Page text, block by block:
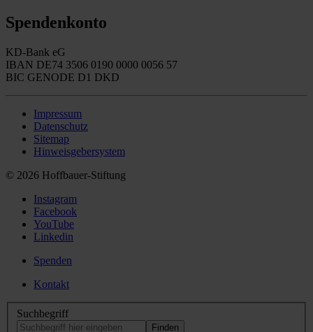
Spendenkonto
KD-Bank eG
IBAN DE74 3506 0190 0000 0056 57
BIC GENODE D1 DKD
Impressum
Datenschutz
Sitemap
Hinweisgebersystem
© 2026 Hoffbauer-Stiftung
Instagram
Facebook
YouTube
Linkedin
Spenden
Kontakt
Suchbegriff